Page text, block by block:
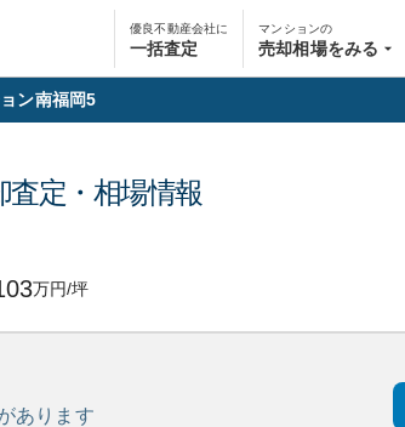
優良不動産会社に
一括査定
マンションの
売却相場をみる
ン南福岡5
査定・相場情報
万円/坪
あります